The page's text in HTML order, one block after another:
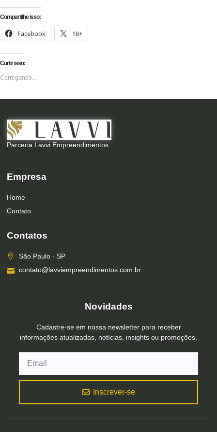
Compartilhe isso:
Facebook 18+
Curtir isso:
Carregando...
Parceria Lavvi Empreendimentos
Empresa
Home
Contato
Contatos
São Paulo - SP
contato@lavviempreendimentos.com.br
Novidades
Cadastre-se em nossa newsletter para receber
informações atualizadas, notícias, insights ou promoções.
Inscrever-se